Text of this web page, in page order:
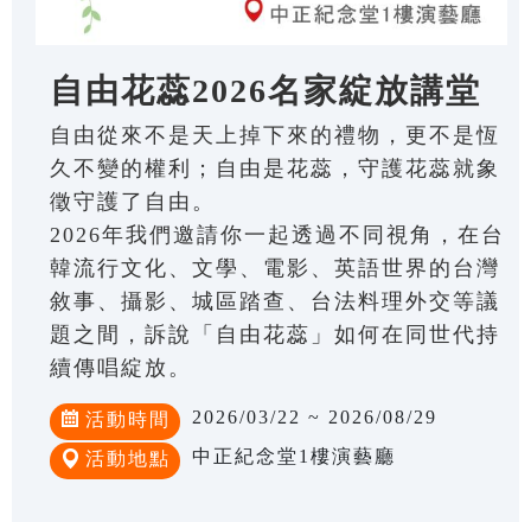
自由花蕊2026名家綻放講堂
自由從來不是天上掉下來的禮物，更不是恆
久不變的權利；自由是花蕊，守護花蕊就象
徵守護了自由。
2026年我們邀請你一起透過不同視角，在台
韓流行文化、文學、電影、英語世界的台灣
敘事、攝影、城區踏查、台法料理外交等議
題之間，訴說「自由花蕊」如何在同世代持
續傳唱綻放。
活動時間 2026/03/22 ~ 2026/08/29
活動地點 中正紀念堂1樓演藝廳